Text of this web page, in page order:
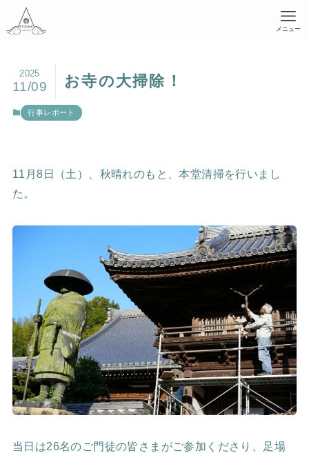
メニュー
お寺の大掃除！
2025
11/09
行事レポート
11月8日（土）、秋晴れのもと、本堂清掃を行いまし
た。
当日は26名のご門徒の皆さまがご参加くださり、足場